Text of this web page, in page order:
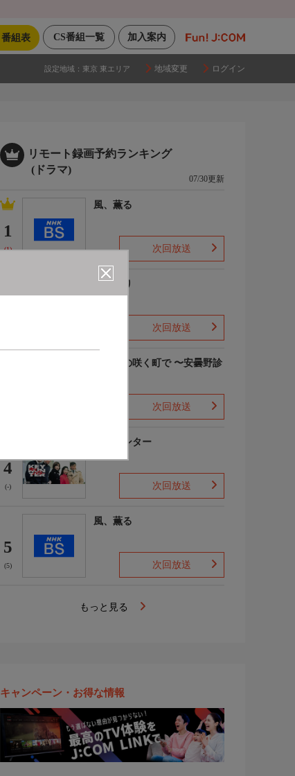
加入案内
CS番組一覧
番組表
設定地域： 東京 東エリア 地域変更 ログイン
リモート録画予約ランキング
(ドラマ)
07/30更新
1
(1)
風、薫る
次回放送
ひまわり
次回放送
勿忘草の咲く町で 〜安曇野診
次回放送
4
(-)
キイハンター
次回放送
5
(5)
風、薫る
次回放送
もっと見る
キャンペーン・お得な情報